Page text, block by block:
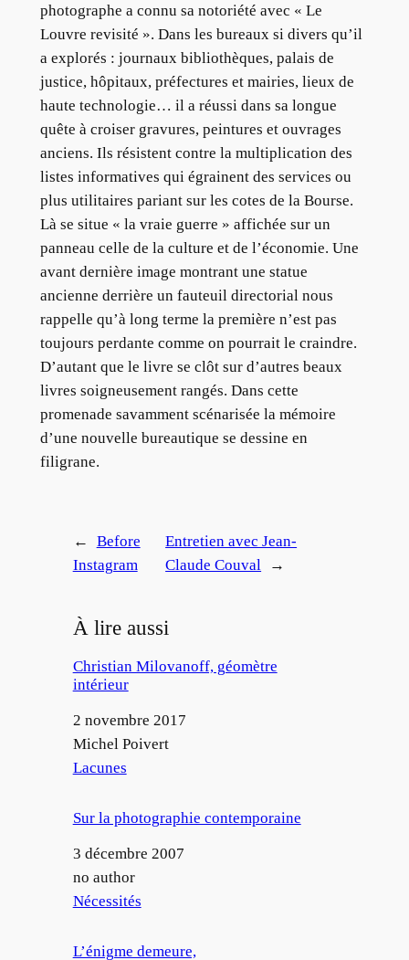
photographe a connu sa notoriété avec « Le
Louvre revisité ». Dans les bureaux si divers qu’il
a explorés : journaux bibliothèques, palais de
justice, hôpitaux, préfectures et mairies, lieux de
haute technologie… il a réussi dans sa longue
quête à croiser gravures, peintures et ouvrages
anciens. Ils résistent contre la multiplication des
listes informatives qui égrainent des services ou
plus utilitaires pariant sur les cotes de la Bourse.
Là se situe « la vraie guerre » affichée sur un
panneau celle de la culture et de l’économie. Une
avant dernière image montrant une statue
ancienne derrière un fauteuil directorial nous
rappelle qu’à long terme la première n’est pas
toujours perdante comme on pourrait le craindre.
D’autant que le livre se clôt sur d’autres beaux
livres soigneusement rangés. Dans cette
promenade savamment scénarisée la mémoire
d’une nouvelle bureautique se dessine en
filigrane.
←
Before
Instagram
Entretien avec Jean-
Claude Couval
→
À lire aussi
Christian Milovanoff, géomètre
intérieur
Date
2 novembre 2017
Auteur
Michel Poivert
Par rapport à
Lacunes
Sur la photographie contemporaine
Date
3 décembre 2007
Auteur
no author
Par rapport à
Nécessités
L’énigme demeure,